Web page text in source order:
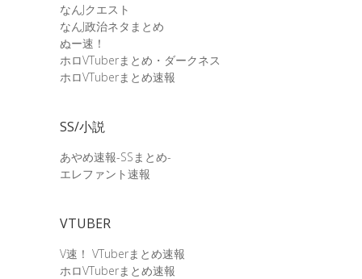
なんJクエスト
なんJ政治ネタまとめ
ぬー速！
ホロVTuberまとめ・ダークネス
ホロVTuberまとめ速報
SS/小説
あやめ速報-SSまとめ-
エレファント速報
VTUBER
V速！ VTuberまとめ速報
ホロVTuberまとめ速報